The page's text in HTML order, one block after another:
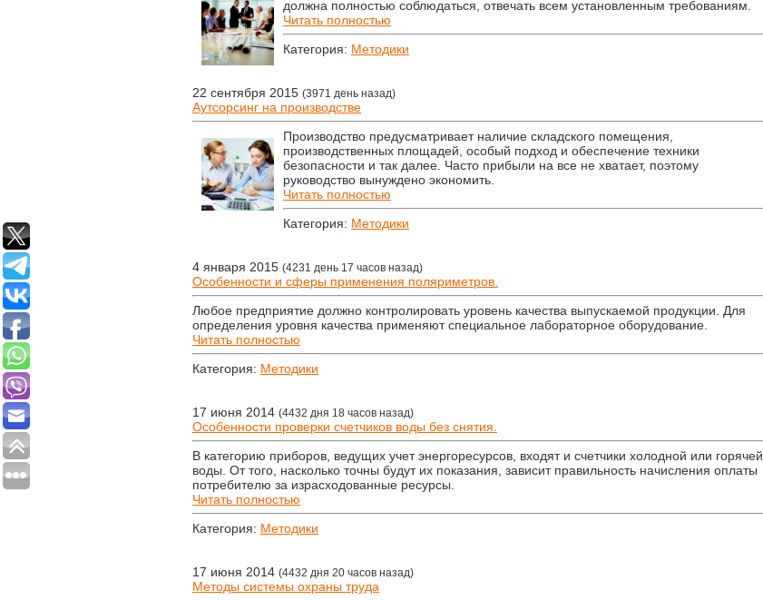
должна полностью соблюдаться, отвечать всем установленным требованиям.
Читать полностью
Категория: Методики
22 сентября 2015 (3971 день назад)
Аутсорсинг на производстве
Производство предусматривает наличие складского помещения,
производственных площадей, особый подход и обеспечение техники
безопасности и так далее. Часто прибыли на все не хватает, поэтому
руководство вынуждено экономить.
Читать полностью
Категория: Методики
4 января 2015 (4231 день 17 часов назад)
Особенности и сферы применения поляриметров.
Любое предприятие должно контролировать уровень качества выпускаемой продукции. Для
определения уровня качества применяют специальное лабораторное оборудование.
Читать полностью
Категория: Методики
17 июня 2014 (4432 дня 18 часов назад)
Особенности проверки счетчиков воды без снятия.
В категорию приборов, ведущих учет энергоресурсов, входят и счетчики холодной или горячей
воды. От того, насколько точны будут их показания, зависит правильность начисления оплаты
потребителю за израсходованные ресурсы.
Читать полностью
Категория: Методики
17 июня 2014 (4432 дня 20 часов назад)
Методы системы охраны труда